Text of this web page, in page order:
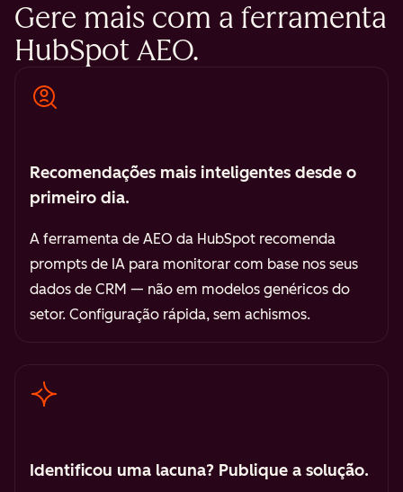
Gere mais com a ferramenta
HubSpot AEO.
Recomendações mais inteligentes desde o
primeiro dia.
A ferramenta de AEO da HubSpot recomenda
prompts de IA para monitorar com base nos seus
dados de CRM — não em modelos genéricos do
setor. Configuração rápida, sem achismos.
Identificou uma lacuna? Publique a solução.